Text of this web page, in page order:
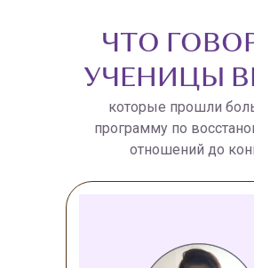
ЧТО
УЧЕНИЦЫ
которые прошли
программу по
отношений до